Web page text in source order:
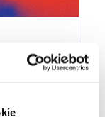
poza